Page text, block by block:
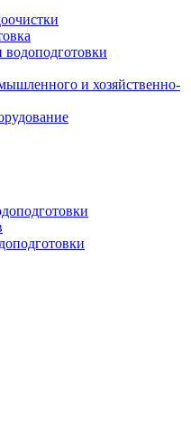
и хозяйственно-